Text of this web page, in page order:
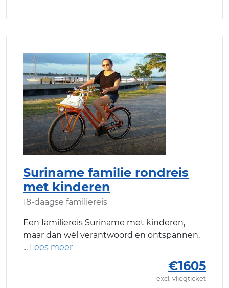
Suriname familie rondreis
met kinderen
18-daagse familiereis
Een familiereis Suriname met kinderen,
maar dan wél verantwoord en ontspannen.
€1605
excl. vliegticket